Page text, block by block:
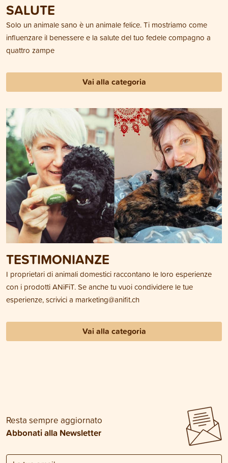
SALUTE
Solo un animale sano è un animale felice. Ti mostriamo come
influenzare il benessere e la salute del tuo fedele compagno a
quattro zampe
Vai alla categoria
TESTIMONIANZE
I proprietari di animali domestici raccontano le loro esperienze
con i prodotti ANiFiT. Se anche tu vuoi condividere le tue
esperienze, scrivici a marketing@anifit.ch
Vai alla categoria
Resta sempre aggiornato
Abbonati alla Newsletter